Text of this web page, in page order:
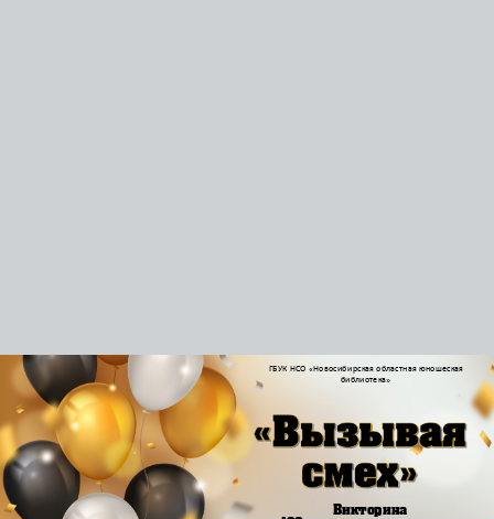
Викторина
ГБУК НСО «Новосибирская областная юношеская
библиотека»